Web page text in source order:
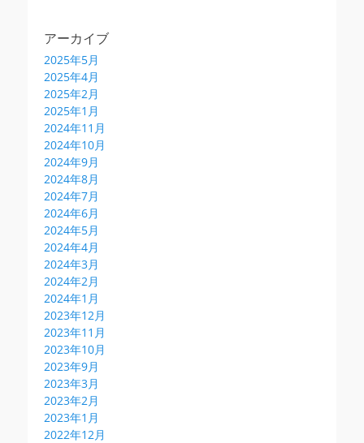
アーカイブ
2025年5月
2025年4月
2025年2月
2025年1月
2024年11月
2024年10月
2024年9月
2024年8月
2024年7月
2024年6月
2024年5月
2024年4月
2024年3月
2024年2月
2024年1月
2023年12月
2023年11月
2023年10月
2023年9月
2023年3月
2023年2月
2023年1月
2022年12月